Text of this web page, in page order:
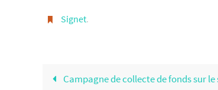
Signet.
Campagne de collecte de fonds sur le